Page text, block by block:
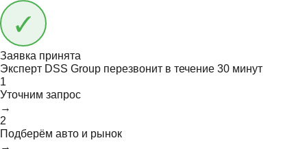
Заявка принята
Эксперт DSS Group перезвонит в течение 30 минут
1
Уточним запрос
→
2
Подберём авто и рынок
→